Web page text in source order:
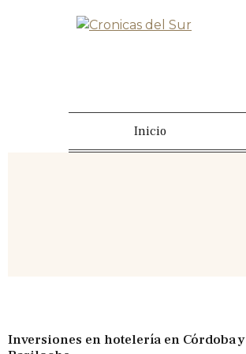
Inicio
Inversiones en hotelería en Córdoba y